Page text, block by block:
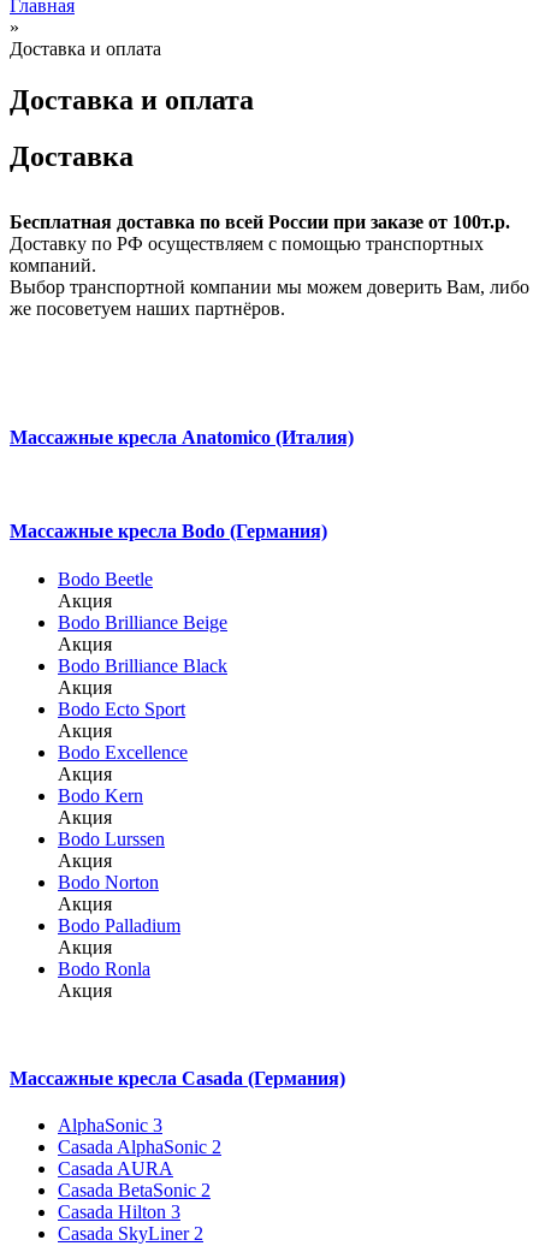
Главная
»
Доставка и оплата
Доставка и оплата
Доставка
Бесплатная доставка по всей России при заказе от 100т.р.
Доставку по РФ осуществляем с помощью транспортных
компаний.
Выбор транспортной компании мы можем доверить Вам, либо
же посоветуем наших партнёров.
Массажные кресла Anatomico (Италия)
Массажные кресла Bodo (Германия)
Bodo Beetle
Акция
Bodo Brilliance Beige
Акция
Bodo Brilliance Black
Акция
Bodo Ecto Sport
Акция
Bodo Excellence
Акция
Bodo Kern
Акция
Bodo Lurssen
Акция
Bodo Norton
Акция
Bodo Palladium
Акция
Bodo Ronla
Акция
Массажные кресла Casada (Германия)
AlphaSonic 3
Casada AlphaSonic 2
Casada AURA
Casada BetaSonic 2
Casada Hilton 3
Casada SkyLiner 2